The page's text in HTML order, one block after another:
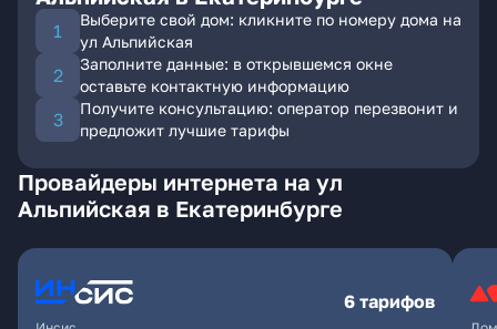
Выберите свой дом: кликните по номеру дома на
ул Альпийская
Заполните данные: в открывшемся окне
оставьте контактную информацию
Получите консультацию: оператор перезвонит и
предложит лучшие тарифы
Провайдеры интернета на ул
Альпийская в Екатеринбурге
6 тарифов